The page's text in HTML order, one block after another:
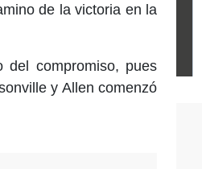
de la victoria en la
del compromiso, pues
y Allen comenzó